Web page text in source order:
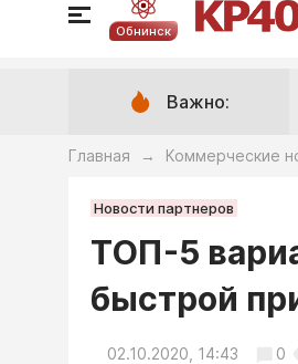
Обнинск
Важно:
Главная → Коммерческие
Новости партнеров
ТОП-5
быстрой
02.10.2020, 14:43 0